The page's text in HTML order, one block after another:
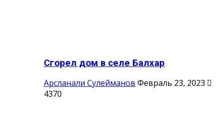
Сгорел дом в селе Балхар
Арсланали Сулейманов Февраль 23, 2023
4370